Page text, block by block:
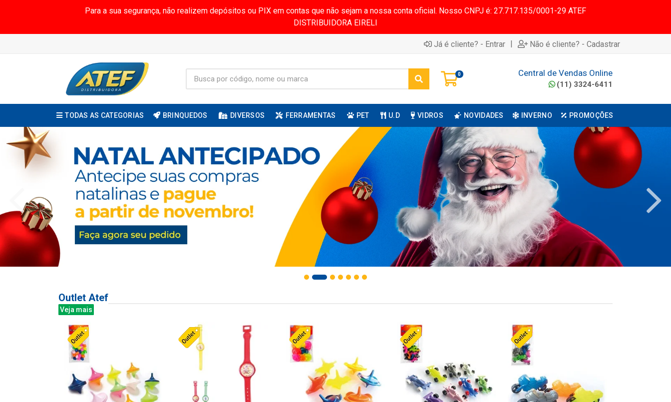
Para a sua segurança, não realizem depósitos ou PIX em contas que não sejam a nossa conta oficial. Nosso CNPJ é: 27.717.135/0001-29 ATEF
DISTRIBUIDORA EIRELI
Já é cliente? - Entrar | Não é cliente? - Cadastrar
0 Central de Vendas Online
(11) 3324-6411
TODAS AS CATEGORIAS BRINQUEDOS DIVERSOS FERRAMENTAS PET U.D VIDROS NOVIDADES INVERNO PROMOÇÕES
Outlet Atef
Veja mais